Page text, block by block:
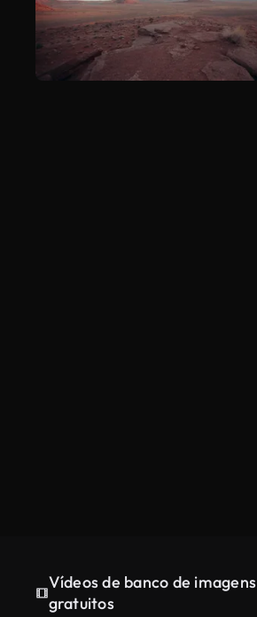
Vídeos de banco de imagens
gratuitos